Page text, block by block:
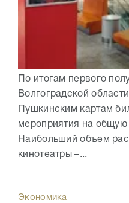
По итогам первого
Волгоградской
Пушкинским картам
мероприятия на
Наибольший объем
кинотеатры –...
Экономика